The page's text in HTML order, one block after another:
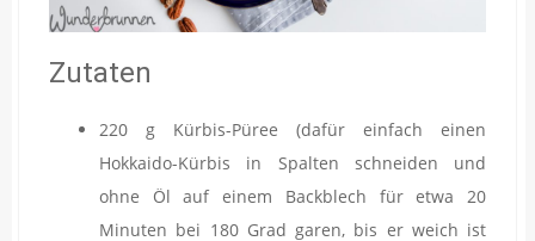
Zutaten
220 g Kürbis-Püree (dafür einfach einen
Hokkaido-Kürbis in Spalten schneiden und
ohne Öl auf einem Backblech für etwa 20
Minuten bei 180 Grad garen, bis er weich ist